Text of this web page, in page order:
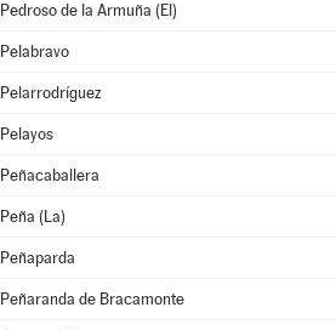
Pedroso de la Armuña (El)
Pelabravo
Pelarrodríguez
Pelayos
Peñacaballera
Peña (La)
Peñaparda
Peñaranda de Bracamonte